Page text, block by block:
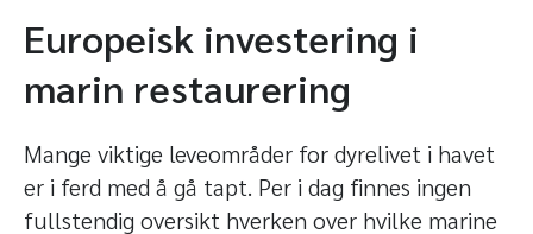
Europeisk investering i
marin restaurering
Mange viktige leveområder for dyrelivet i havet
er i ferd med å gå tapt. Per i dag finnes ingen
fullstendig oversikt hverken over hvilke marine